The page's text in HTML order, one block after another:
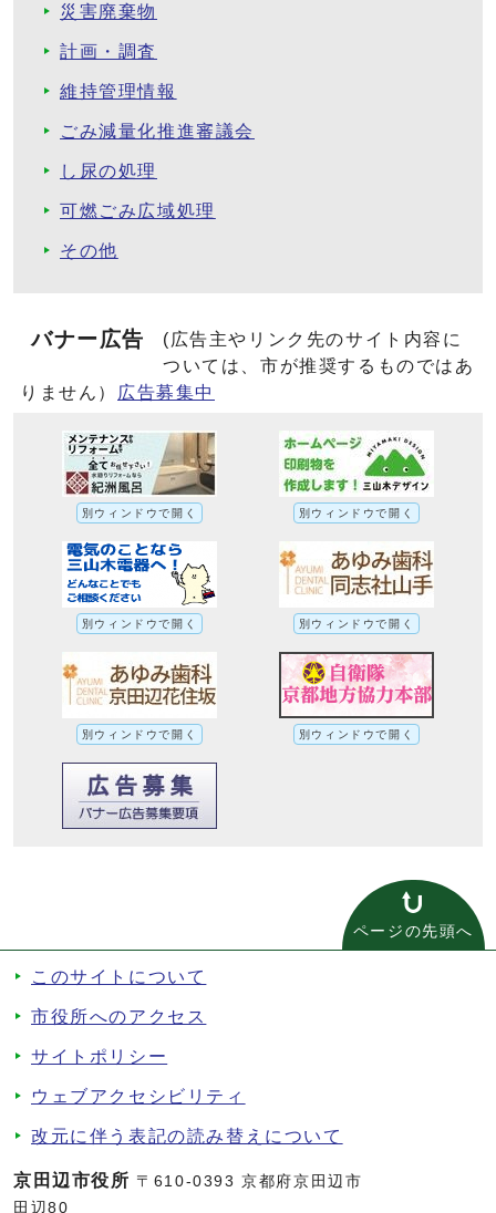
災害廃棄物
計画・調査
維持管理情報
ごみ減量化推進審議会
し尿の処理
可燃ごみ広域処理
その他
バナー広告
(広告主やリンク先のサイト内容に
ついては、市が推奨するものではあ
りません）
広告募集中
別ウィンドウで開く 別ウィンドウで開く
別ウィンドウで開く 別ウィンドウで開く
別ウィンドウで開く 別ウィンドウで開く
ページの先頭へ
このサイトについて
市役所へのアクセス
サイトポリシー
ウェブアクセシビリティ
改元に伴う表記の読み替えについて
京田辺市役所 〒610-0393 京都府京田辺市
田辺80